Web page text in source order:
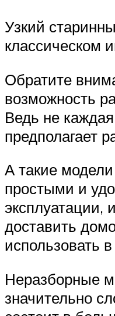
Узкий
классическом
Обратите
возможность
Ведь не
предполагает
А такие
простыми и
эксплуатации,
доставить
использовать
Неразборные
значительно